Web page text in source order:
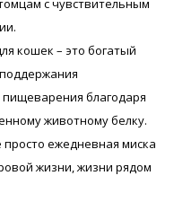
для кошек – это богатый
благодаря
животному белку.
ежедневная миска
жизни, жизни рядом